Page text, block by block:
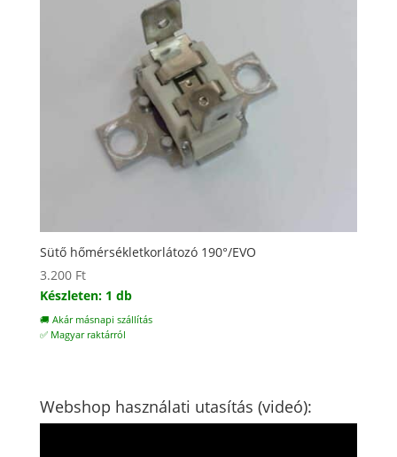
Sütő hőmérsékletkorlátozó 190°/EVO
3.200 Ft
Készleten: 1 db
🚚 Akár másnapi szállítás
✅ Magyar raktárról
Webshop használati utasítás (videó):